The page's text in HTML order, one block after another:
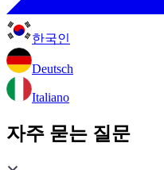
한국인
Deutsch
Italiano
자주 묻는 질문